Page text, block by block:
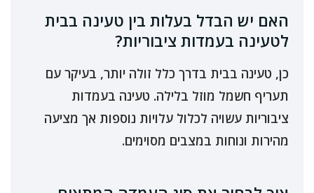
האם יש הבדל בעלות בין טעינה בבית
לטעינה בעמדות ציבוריות?
כן, טעינה בבית בדרך כלל זולה יותר, בעיקר עם
תעריף חשמל מוזל בלילה. טעינה בעמדות
ציבוריות עשויה לכלול עלויות נוספות אך מציעה
מהירות ונוחות במצבים מסוימים.